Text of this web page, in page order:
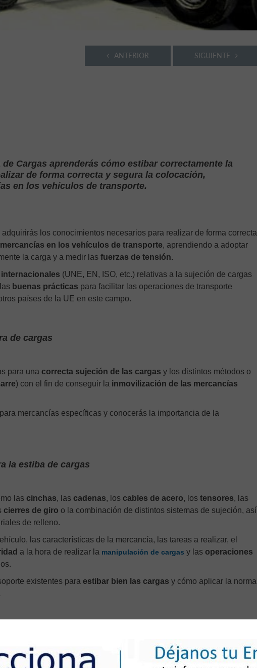
SIGUIENTE
ANTERIOR
Cargas aprenderás cómo estibar correctamente la
de forma correcta y segura la colocación,
en los vehículos de transporte.
adquirirás los conocimientos necesarios para realizar de forma correcta
en los vehículos de transporte, aprendiendo a adoptar
la carga y a medir las fuerzas de tensión.
(UNE, EN, ISO, etc.) relativas a la sujeción de cargas
buenas prácticas para facilitar las operaciones de transporte
países de la UE en este campo.
de cargas
para una correcta sujeción de las cargas y los distintos métodos o
) con el fin de conseguir la inmovilización de las mercancías
mercancías específicas y conocerás la importancia de la
la estiba de cargas
las cinchas, las cadenas, los cables de acero, los tensores, las
cierres de giro o la combinación de distintos sistemas de sujeción, así
de relleno.
las características de la mercancía, las tareas a realizar, el
a la hora de realizar la manipulación de cargas y las operaciones
existentes para estibar bien las cargas y cómo aplicar la norma
línea de Estiba de Cargas